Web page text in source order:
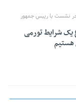
در نشست با رییس‌ جمهور
یک شرایط تورمی
هستیم